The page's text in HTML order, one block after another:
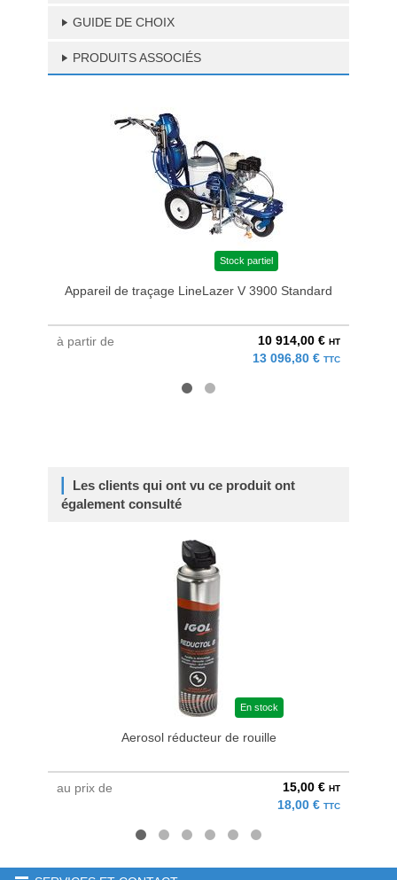
GUIDE DE CHOIX
PRODUITS ASSOCIÉS
Stock partiel
Appareil de traçage LineLazer V 3900 Standard
à partir de 10 914,00 € HT
13 096,80 € TTC
Les clients qui ont vu ce produit ont
également consulté
En stock
Aerosol réducteur de rouille
au prix de 15,00 € HT
18,00 € TTC